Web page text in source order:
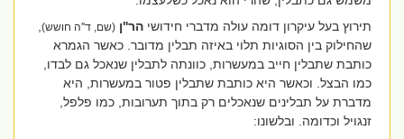
תירוץ בעל עיקרון דומה עולה מדברי חידושיהר''ן (שם, ד''ה חושש),
שהחילוק בין הסוגיות תלוי באיזה תבלין מדובר. כאשר הגמרא
כותבת שתבלין חייב במעשרות, כוונתה לתבלין שנאכל גם לבדו,
כמו הבצל. וכאשר היא כותבת שתבלין פטור במעשרות, היא
מדברת על תבלינים שנאכלים רק בתוך תערובות, כמו פלפל,
זנגויל וכדומה. ובלשונו: